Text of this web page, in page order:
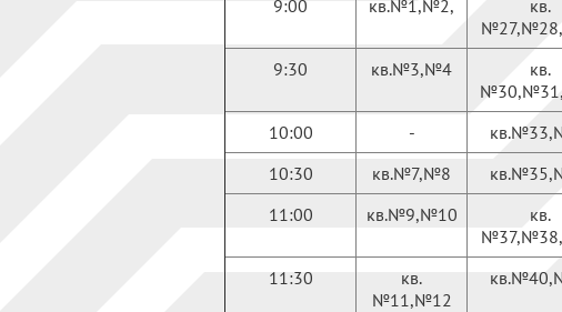
9:00
кв.№1,№2,
кв.
9:30
кв.№3,№4
кв.
10:00
-
10:30
кв.№7,№8
11:00
кв.№9,№10
кв.
11:30
кв.
№11,№12